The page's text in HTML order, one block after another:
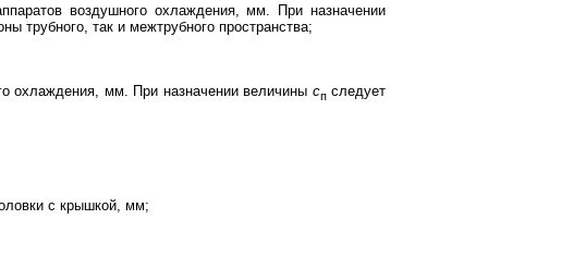
воздушного охлаждения, мм. При назначении
трубного, так и межтрубного пространства;
охлаждения, мм. При назначении величины cпследует
с крышкой, мм;